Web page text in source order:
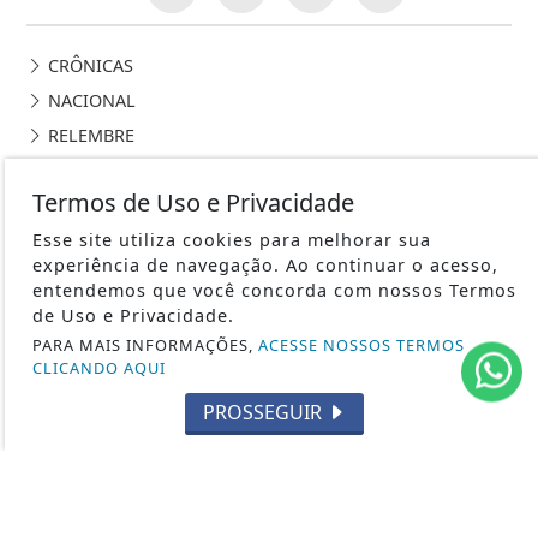
CRÔNICAS
NACIONAL
RELEMBRE
GERAL
POLÍTICA
CONTOS DE DOMINGO
CIDADES
EDITORIAL
INTERNACIONAL
Termos de Uso e Privacidade
Esse site utiliza cookies para melhorar sua
experiência de navegação. Ao continuar o acesso,
entendemos que você concorda com nossos Termos
de Uso e Privacidade.
PARA MAIS INFORMAÇÕES, ACESSE NOSSOS TERMOS
CLICANDO AQUI
PROSSEGUIR